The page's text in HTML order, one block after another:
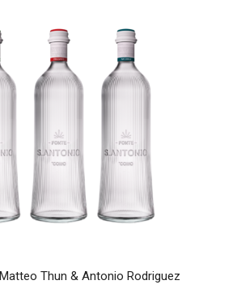
Thun & Antonio Rodriguez